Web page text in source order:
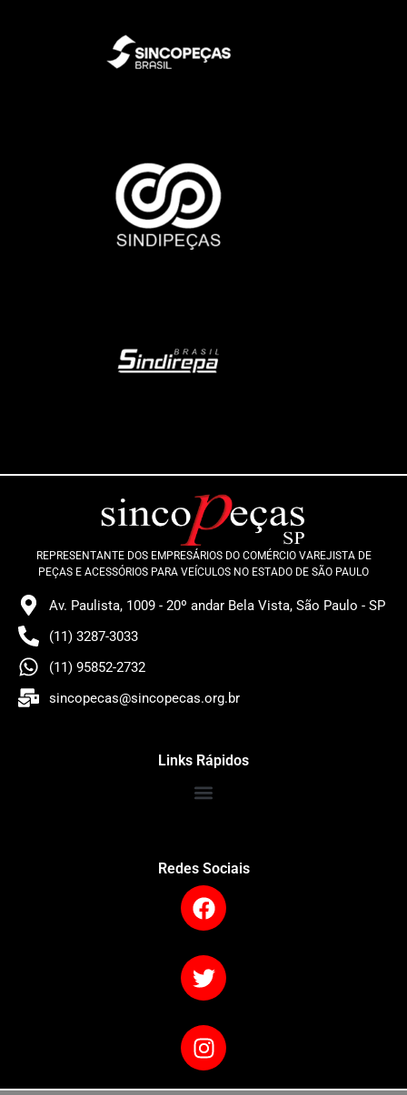
REPRESENTANTE DOS EMPRESÁRIOS DO COMÉRCIO VAREJISTA DE
PEÇAS E ACESSÓRIOS PARA VEÍCULOS NO ESTADO DE SÃO PAULO
Av. Paulista, 1009 - 20º andar Bela Vista, São Paulo - SP
(11) 3287-3033
(11) 95852-2732
sincopecas@sincopecas.org.br
Links Rápidos
Redes Sociais